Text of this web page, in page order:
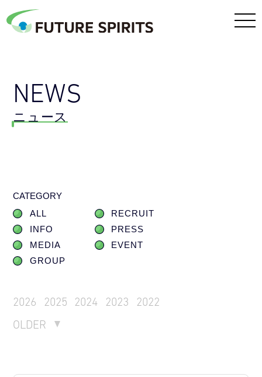
NEWS
ニュース
CATEGORY
ALL
RECRUIT
INFO
PRESS
MEDIA
EVENT
GROUP
2026 2025 2024 2023
2022
OLDER